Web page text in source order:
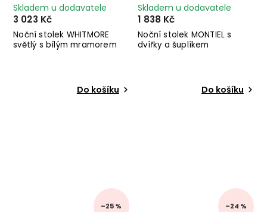
Noční stolek WHITMORE
světlý s bílým mramorem
Skladem u dodavatele
3 023 Kč
Do košíku
Noční stolek MONTIEL s
dvířky a šuplíkem
Skladem u dodavatele
1 838 Kč
Do košíku
–25 % –24 %